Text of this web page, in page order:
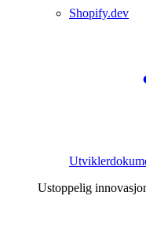
Shopify.dev
Ustoppelig